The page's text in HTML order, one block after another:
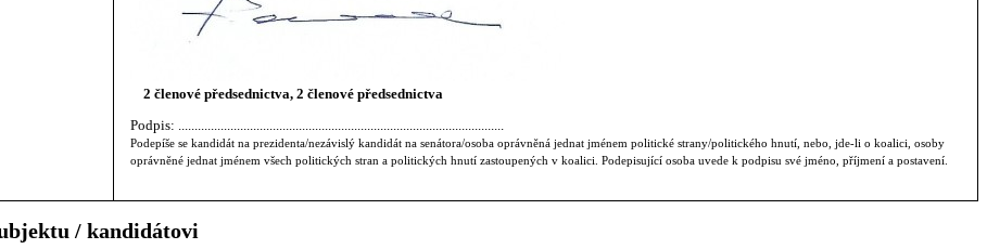
2 členové předsednictva, 2 členové předsednictva
Podpis: ....................................................................................................
Podepíše se kandidát na prezidenta/nezávislý kandidát na senátora/osoba oprávněná jednat jménem politické strany/politického hnutí, nebo, jde-li o koalici, osoby
oprávněné jednat jménem všech politických stran a politických hnutí zastoupených v koalici. Podepisující osoba uvede k podpisu své jméno, příjmení a postavení.
/ kandidátovi